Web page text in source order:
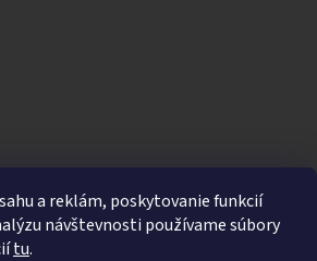
a reklám, poskytovanie funkcií
návštevnosti používame súbory
tu.
HĽADAŤ